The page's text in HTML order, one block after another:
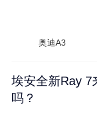
奥迪A3
埃安全新Ray 7
吗？